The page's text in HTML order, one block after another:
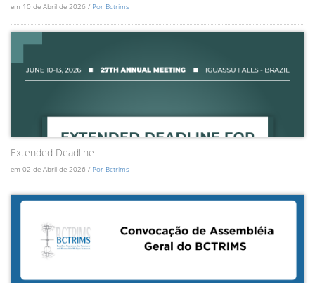
em 10 de Abril de 2026 / Por Bctrims
Extended Deadline
em 02 de Abril de 2026 / Por Bctrims